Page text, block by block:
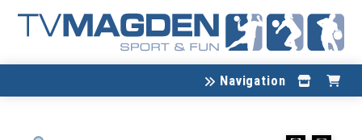
Navigation